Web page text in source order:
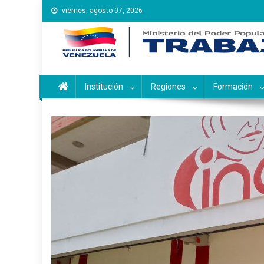
Saltar
al
contenido
viernes, agosto 07, 2026
Instituto Nacional de
Inces
Institución Regiones Formación